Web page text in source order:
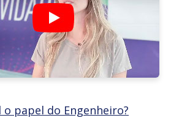
o papel do Engenheiro?